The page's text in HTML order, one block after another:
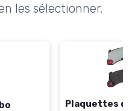
les sélectionner.
Plaquettes